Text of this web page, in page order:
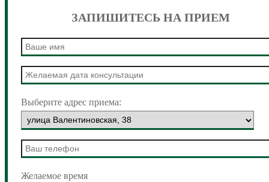
ЗАПИШИТЕСЬ НА ПРИЕМ
Выберите адрес приема:
Желаемое время